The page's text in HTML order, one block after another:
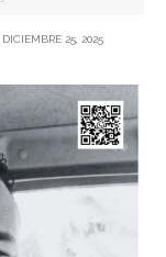
25, 2025